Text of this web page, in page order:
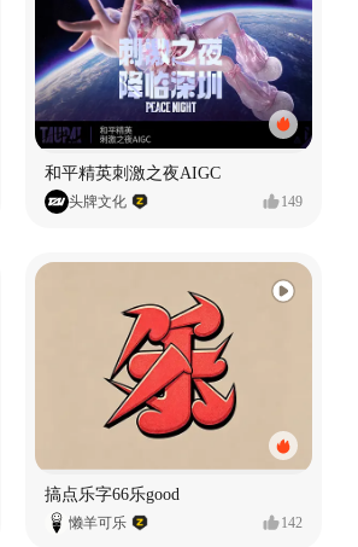
和平精英刺激之夜AIGC
头牌文化 149
搞点乐字66乐good
懒羊可乐 142